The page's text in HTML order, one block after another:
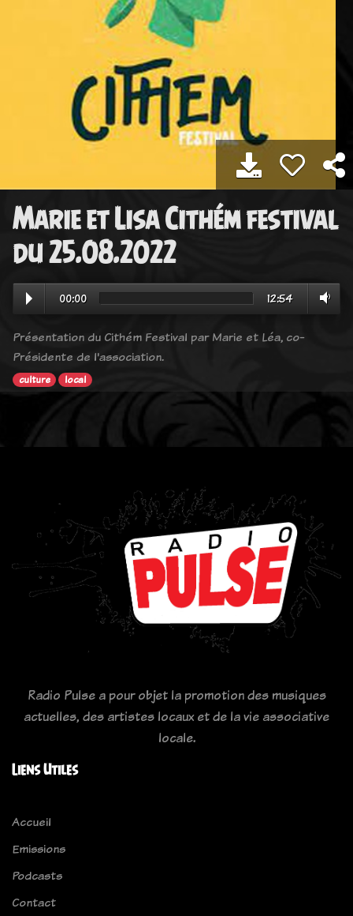
Marie et Lisa Cithém festival
du 25.08.2022
00:00 12:54
Présentation du Cithém Festival par Marie et Léa, co-
Présidente de l'association.
culture local
Radio Pulse a pour objet la promotion des musiques
actuelles, des artistes locaux et de la vie associative
locale.
Liens Utiles
Accueil
Emissions
Podcasts
Contact